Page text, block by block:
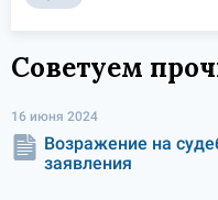
Советуем
16 июня 2024
Возражение на
заявления